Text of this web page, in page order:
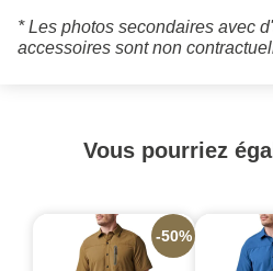
* Les photos secondaires avec
accessoires sont non
Vous pourriez
-50%